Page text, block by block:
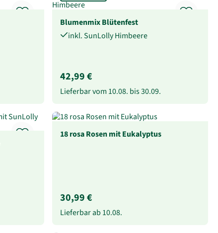
Blumenmix Blütenfest
inkl. SunLolly Himbeere
42,99 €
Lieferbar vom 10.08. bis30.09.
18 rosa Rosen mit Eukalyptus
30,99 €
Lieferbar ab 10.08.